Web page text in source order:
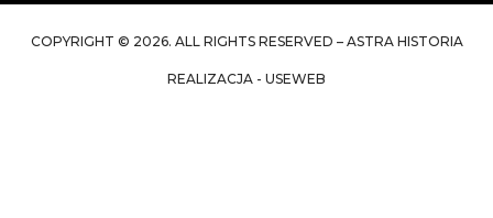
COPYRIGHT © 2026. ALL RIGHTS RESERVED – ASTRA HISTORIA
REALIZACJA - USEWEB